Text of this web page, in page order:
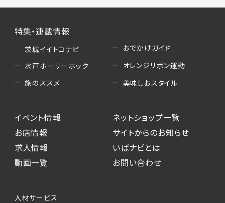
特集・連載情報
茨城イイトコナビ
水戸ホーリーホック
旅のススメ
おでかけガイド
オレンジリボン運動
美味しおスタイル
イベント情報
お店情報
求人情報
動画一覧
ネットショップ一覧
サイトからのお知らせ
いばナビとは
お問い合わせ
人材サービス